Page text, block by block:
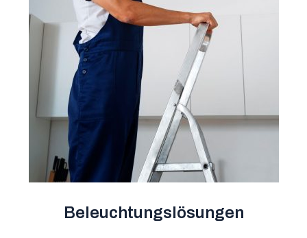
Beleuchtungslösungen